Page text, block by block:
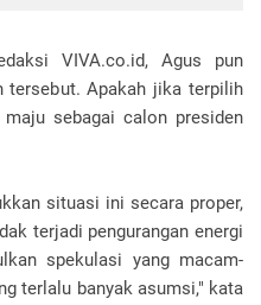
VIVA.co.id, Agus pun
tersebut. Apakah jika terpilih
sebagai calon presiden
situasi ini secara proper,
terjadi pengurangan energi
spekulasi yang macam-
terlalu banyak asumsi," kata